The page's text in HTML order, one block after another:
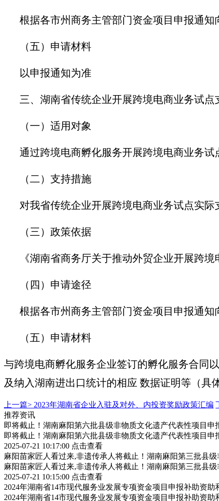
根据各市州商务主管部门资金项目申报通知
（五）申请材料
以申报通知为准
三、湖南省传统企业开展跨境电商业务试点
（一）适用对象
通过跨境电商孵化服务开展跨境电商业务试
（二）支持措施
对我省传统企业开展跨境电商业务试点实际
（三）政策依据
《湖南省商务厅关于推动外贸企业开展跨境
（四）申请途径
根据各市州商务主管部门资金项目申报通知
（五）申请材料
与跨境电商孵化服务企业签订的孵化服务合同
及纳入湖南进出口统计的相应 数据证明等（具
上一篇> 2023年湖南省企业入驻及对外、内投资奖励政策汇编
推荐资讯
即将截止！湖南麻阳第六批县级非物质文化遗产代表性项目
即将截止！湖南麻阳第六批县级非物质文化遗产代表性项目
2025-07-21 10:17:00 点击查看
麻阳苗家匠人看过来,非遗传承人将截止！湖南麻阳第三批县
麻阳苗家匠人看过来,非遗传承人将截止！湖南麻阳第三批县
2025-07-21 10:15:00 点击查看
2024年湖南省14市现代服务业发展专项资金项目申报补助资
2024年湖南省14市现代服务业发展专项资金项目申报补助资